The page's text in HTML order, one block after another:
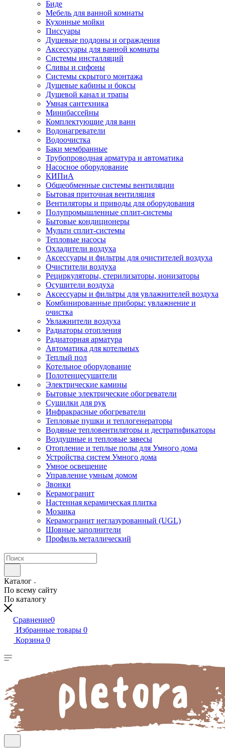
Биде
Мебель для ванной комнаты
Кухонные мойки
Писсуары
Душевые поддоны и ограждения
Аксессуары для ванной комнаты
Системы инсталляций
Сливы и сифоны
Системы скрытого монтажа
Душевые кабины и боксы
Душевой канал и трапы
Умная сантехника
Минибассейны
Комплектующие для ванн
Водонагреватели
Водоочистка
Баки мембранные
Трубопроводная арматура и автоматика
Насосное оборудование
КИПиА
Общеобменные системы вентиляции
Бытовая приточная вентиляция
Вентиляторы и приводы для оборудования
Полупромышленные сплит-системы
Бытовые кондиционеры
Мульти сплит-системы
Тепловые насосы
Охладители воздуха
Аксессуары и фильтры для очистителей воздуха
Очистители воздуха
Рециркуляторы, стерилизаторы, ионизаторы
Осушители воздуха
Аксессуары и фильтры для увлажнителей воздуха
Комбинированные приборы: увлажнение и
очистка
Увлажнители воздуха
Радиаторы отопления
Радиаторная арматура
Автоматика для котельных
Теплый пол
Котельное оборудование
Полотенцесушители
Электрические камины
Бытовые электрические обогреватели
Сушилки для рук
Инфракрасные обогреватели
Тепловые пушки и теплогенераторы
Водяные тепловентиляторы и дестратификаторы
Воздушные и тепловые завесы
Отопление и теплые полы для Умного дома
Устройства систем Умного дома
Умное освещение
Управление умным домом
Звонки
Керамогранит
Настенная керамическая плитка
Мозаика
Керамогранит неглазурованный (UGL)
Шовные заполнители
Профиль металлический
Каталог
По всему сайту
По каталогу
Сравнение0
Избранные товары 0
Корзина 0